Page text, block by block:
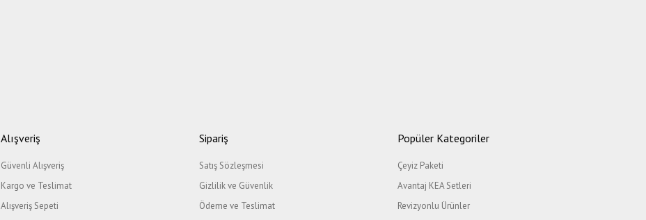
Alışveriş
Güvenli Alışveriş
Kargo ve Teslimat
Alışveriş Sepeti
Sipariş
Satış Sözleşmesi
Gizlilik ve Güvenlik
Ödeme ve Teslimat
Popüler Kategoriler
Çeyiz Paketi
Avantaj KEA Setleri
Revizyonlu Ürünler